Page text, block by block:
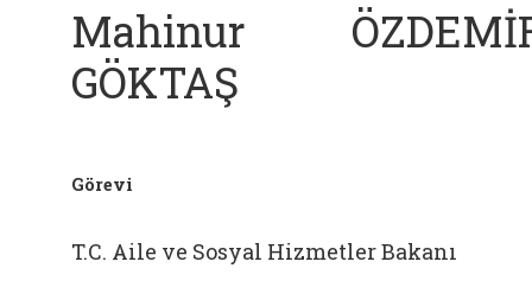
Mahinur
GÖKTAŞ
Görevi
T.C. Aile ve Sosyal Hizmetler Bakanı